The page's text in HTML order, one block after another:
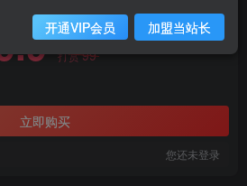
后查看
限时特惠
打赏99
立即购买
您还未登录
开通VIP会员 加盟当站长